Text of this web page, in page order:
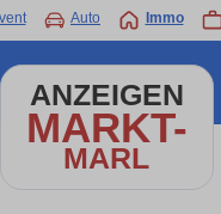
Auto Immo
ANZEIGEN
MARKT-
MARL